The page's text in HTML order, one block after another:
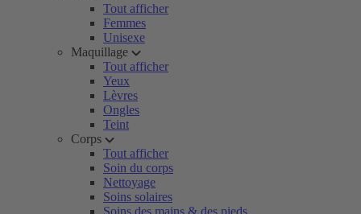
Tout afficher
Femmes
Unisexe
Maquillage
Tout afficher
Yeux
Lèvres
Ongles
Teint
Corps
Tout afficher
Soin du corps
Nettoyage
Soins solaires
Soins des mains & des pieds